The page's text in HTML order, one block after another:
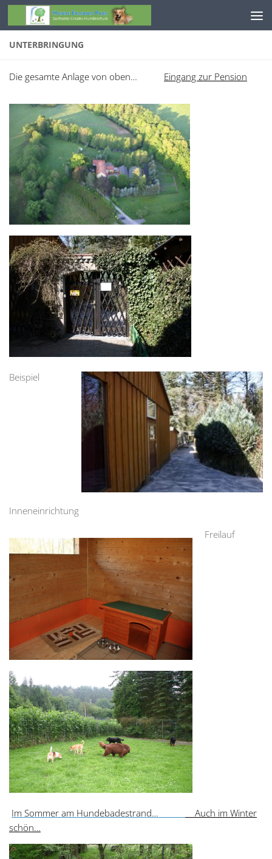
Zum Inhalt springen
UNTERBRINGUNG
Die gesamte Anlage von oben… Eingang zur Pension
Beispiel
Inneneinrichtung
Freilauf
Im Sommer am Hundebadestrand…
Auch im Winter
schön…